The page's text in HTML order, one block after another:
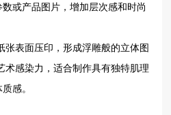
或产品图片，增加层次感和时尚
张表面压印，形成浮雕般的立体图
术感染力，适合制作具有独特肌理
感。